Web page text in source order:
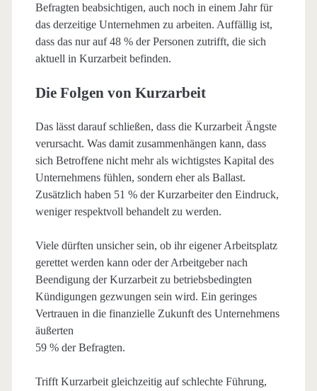
Befragten beabsichtigen, auch noch in einem Jahr für
das derzeitige Unternehmen zu arbeiten. Auffällig ist,
dass das nur auf 48 % der Personen zutrifft, die sich
aktuell in Kurzarbeit befinden.
Die Folgen von Kurzarbeit
Das lässt darauf schließen, dass die Kurzarbeit Ängste
verursacht. Was damit zusammenhängen kann, dass
sich Betroffene nicht mehr als wichtigstes Kapital des
Unternehmens fühlen, sondern eher als Ballast.
Zusätzlich haben 51 % der Kurzarbeiter den Eindruck,
weniger respektvoll behandelt zu werden.
Viele dürften unsicher sein, ob ihr eigener Arbeitsplatz
gerettet werden kann oder der Arbeitgeber nach
Beendigung der Kurzarbeit zu betriebsbedingten
Kündigungen gezwungen sein wird. Ein geringes
Vertrauen in die finanzielle Zukunft des Unternehmens
äußerten
59 % der Befragten.
Trifft Kurzarbeit gleichzeitig auf schlechte Führung,